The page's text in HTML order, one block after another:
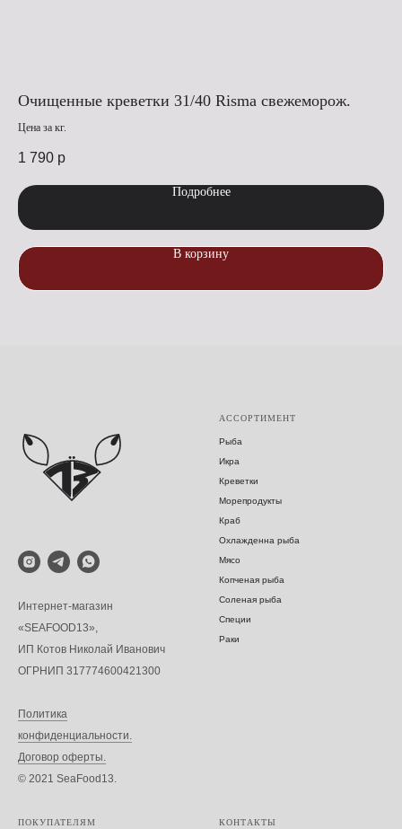
Очищенные креветки 31/40 Risma свежеморож.
Цена за кг.
1 790 р
Подробнее
В корзину
Интернет-магазин
«SEAFOOD13»,
ИП Котов Николай Иванович
ОГРНИП 317774600421300
Политика
конфиденциальности.
Договор оферты.
© 2021 SeaFood13.
АССОРТИМЕНТ
Рыба
Икра
Креветки
Морепродукты
Краб
Охлажденна рыба
Мясо
Копченая рыба
Соленая рыба
Специи
Раки
ПОКУПАТЕЛЯМ КОНТАКТЫ